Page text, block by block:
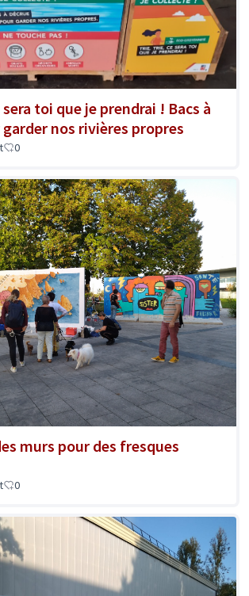
toi que je prendrai ! Bacs à
nos rivières propres
0
murs pour des fresques
0